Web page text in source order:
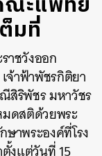
มที่
าชวังออก
จ้าฟ้าพัชรกิติยา
สิริพัชร มหาวัชร
มดสติด้วยพระ
ษาพระองค์ที่โรง